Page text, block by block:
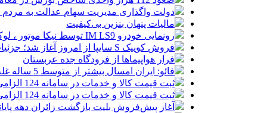
دولت واگذاری مدیریت سهام عدالت به مردم
مالیات پنهان بنزین بی‌کیفیت
رونمایی خودرو IM LS9 توسط نیکا موتور ، لوکس ترین شاسی بلند EREV در ایران
فروش کوییک S سایپا از امروز آغاز شد؛ جزئیات ثبت‌نام و شرایط
فرار هواپیماها از فرودگاه جده عربستان
فائو: ایران امسال بیشتر از متوسط 5 ساله غله تولید می‌کند
ثبت قیمت کالا و خدمات در سامانه 124 الزامی شد
ثبت قیمت کالا و خدمات در سامانه 124 الزامی شد
آغاز پیش‌فروش بلیت بازگشت زائران دهه